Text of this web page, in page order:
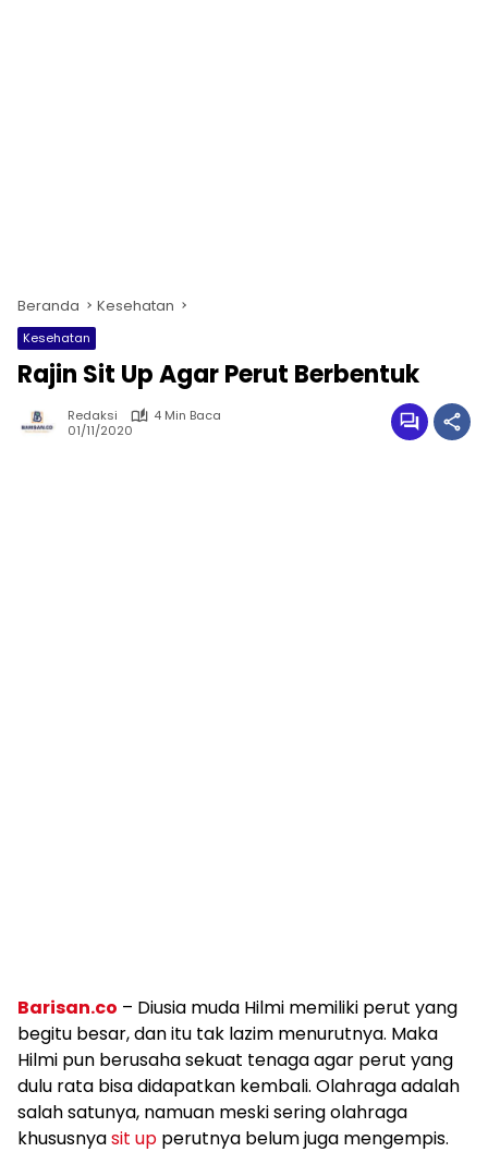
Beranda Kesehatan
Kesehatan
Rajin Sit Up Agar Perut Berbentuk
Redaksi
4 Min Baca
01/11/2020
Barisan.co – Diusia muda Hilmi memiliki perut yang
begitu besar, dan itu tak lazim menurutnya. Maka
Hilmi pun berusaha sekuat tenaga agar perut yang
dulu rata bisa didapatkan kembali. Olahraga adalah
salah satunya, namuan meski sering olahraga
khususnyasit up perutnya belum juga mengempis.